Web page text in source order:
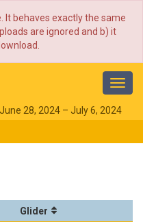
It behaves exactly the same
are ignored and b) it
June 28, 2024 – July 6, 2024
Glider